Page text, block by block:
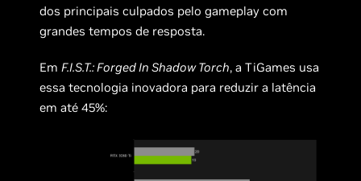
dos principais culpados pelo gameplay com
grandes tempos de resposta.
EmF.I.S.T.: Forged In Shadow Torch, a TiGames usa
essa tecnologia inovadora para reduzir a latência
em até 45%: